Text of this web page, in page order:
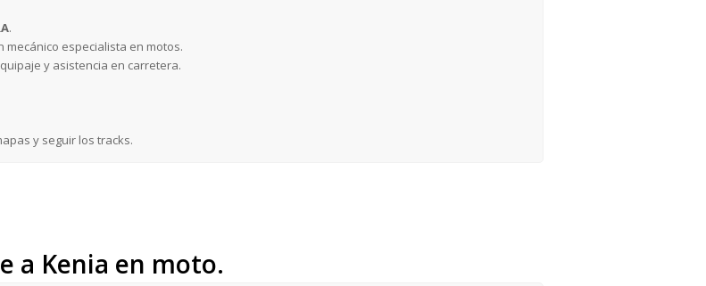
.
especialista en motos.
y asistencia en carretera.
y seguir los tracks.
a Kenia en moto.